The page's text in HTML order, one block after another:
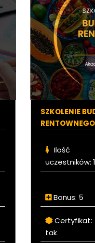
SZKOLENIE
Ilość
uczestników:
Bonus: 5
Certyfikat:
tak